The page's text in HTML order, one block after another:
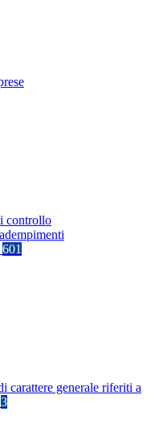
controllo
601
carattere generale riferiti a
3